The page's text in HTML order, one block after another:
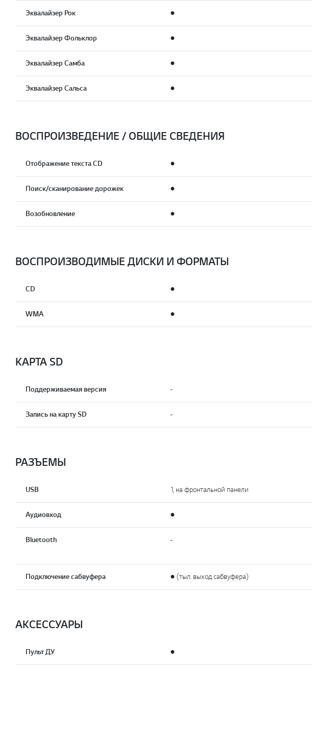
Эквалайзер Рок ●
Эквалайзер Фольклор ●
Эквалайзер Самба ●
Эквалайзер Сальса ●
ВОСПРОИЗВЕДЕНИЕ / ОБЩИЕ СВЕДЕНИЯ
Отображение текста CD ●
Поиск/сканирование дорожек ●
Возобновление ●
ВОСПРОИЗВОДИМЫЕ ДИСКИ И ФОРМАТЫ
CD ●
WMA ●
КАРТА SD
Поддерживаемая версия -
Запись на карту SD -
РАЗЪЕМЫ
USB 1, на фронтальной панели
Аудиовход ●
Bluetooth -
Подключение сабвуфера ● (тыл. выход сабвуфера)
АКСЕССУАРЫ
Пульт ДУ ●